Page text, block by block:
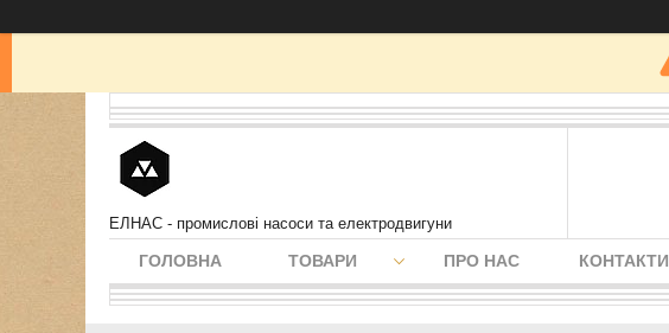
ЕЛНАС - промислові насоси та електродвигуни
ГОЛОВНА ТОВАРИ ПРО НАС КОНТАКТИ